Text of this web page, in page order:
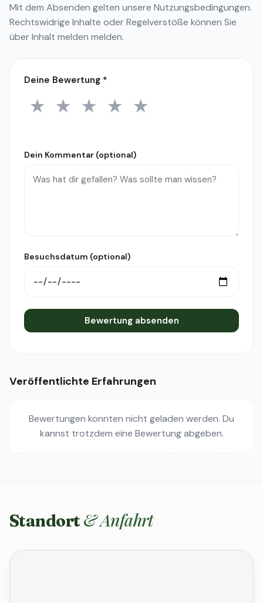
Mit dem Absenden gelten unsere Nutzungsbedingungen.
Rechtswidrige Inhalte oder Regelverstöße können Sie
überInhalt melden melden.
Deine Bewertung *
1 Stern
★ 2 Sterne
★ 3 Sterne
★ 4 Sterne
★ 5 Sterne
★
Dein Kommentar (optional)
Besuchsdatum (optional)
Bewertung absenden
Veröffentlichte Erfahrungen
Bewertungen konnten nicht geladen werden. Du
kannst trotzdem eine Bewertung abgeben.
Standort & Anfahrt